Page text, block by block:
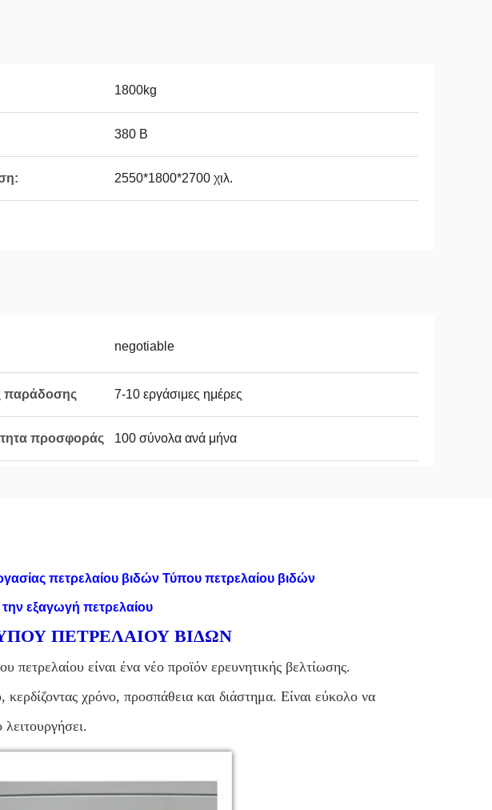
1800kg
380 Β
2550*1800*2700 χιλ.
negotiable
παράδοσης 7-10 εργάσιμες ημέρες
προσφοράς 100 σύνολα ανά μήνα
πετρελαίου βιδών Τύπου πετρελαίου βιδών
την εξαγωγή πετρελαίου
ΠΕΤΡΕΛΑΙΟΥ ΒΙΔΩΝ
είναι ένα νέο προϊόν ερευνητικής βελτίωσης.
χρόνο, προσπάθεια και διάστημα. Είναι εύκολο να